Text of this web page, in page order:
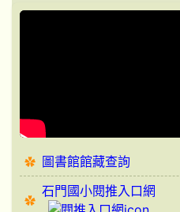
圖書館館藏查詢
石門國小閱推入口網